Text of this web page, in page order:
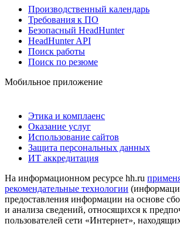
Производственный календарь
Требования к ПО
Безопасный HeadHunter
HeadHunter API
Поиск работы
Поиск по резюме
Мобильное приложение
Этика и комплаенс
Оказание услуг
Использование сайтов
Защита персональных данных
ИТ аккредитация
На информационном ресурсе hh.ru
рекомендательные технологии
предоставления информации на основе
и анализа сведений, относящихся к
пользователей сети «Интернет»,